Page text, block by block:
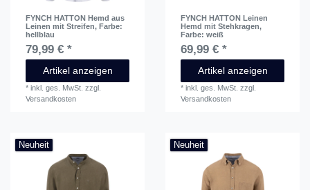
FYNCH HATTON Hemd aus
Leinen mit Streifen, Farbe:
hellblau
79,99 € *
Artikel anzeigen
*inkl. ges. MwSt. zzgl.
Versandkosten
FYNCH HATTON Leinen
Hemd mit Stehkragen,
Farbe: weiß
69,99 € *
Artikel anzeigen
*inkl. ges. MwSt. zzgl.
Versandkosten
Neuheit Neuheit